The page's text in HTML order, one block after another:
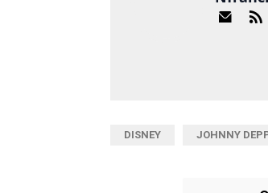
DISNEY JOHNNY